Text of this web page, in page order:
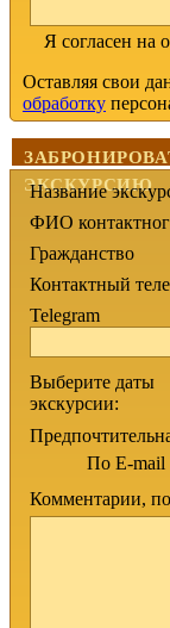
Я согласен на
Оставляя свои
обработку
ЭКСКУРСИЮ
Название
ФИО
Гражданство
Контактный
Telegram
Выберите даты
экскурсии:
По E-mail
Комментарии,